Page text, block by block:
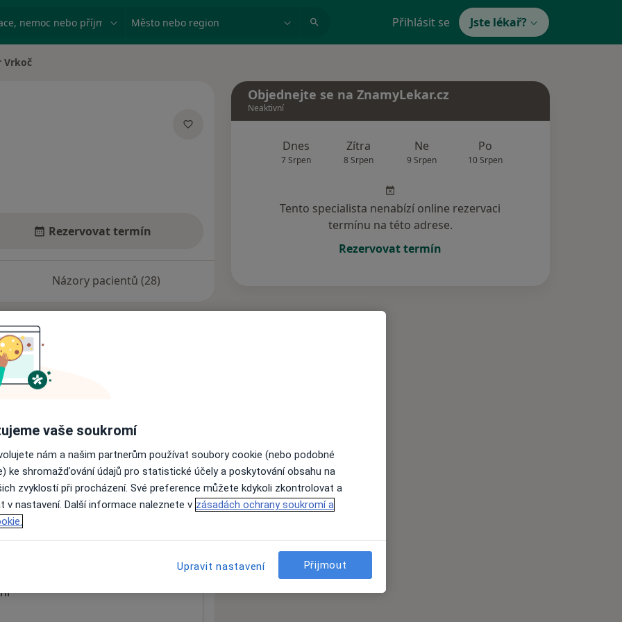
nemoc nebo příjmení Město nebo region Přihlásit se Jste lékař?
Vrkoč
Rezervovat termín
Názory pacientů (28)
nejsou k dispozici
informace o svých službách.
Objednejte se na ZnamyLekar.cz
Neaktivní
Dnes
7 Srpen
Zítra
8 Srpen
Ne
9 Srpen
Po
10 Srpen
Tento specialista nenabízí online rezervaci
termínu na této adrese.
Rezervovat termín
vaše soukromí
nám a našim partnerům používat soubory cookie (nebo podobné
ke shromažďování údajů pro statistické účely a poskytování obsahu na
zvyklostí při procházení. Své preference můžete kdykoli zkontrolovat a
v nastavení. Další informace naleznete v zásadách ochrany soukromí a
Upravit nastavení Přijmout